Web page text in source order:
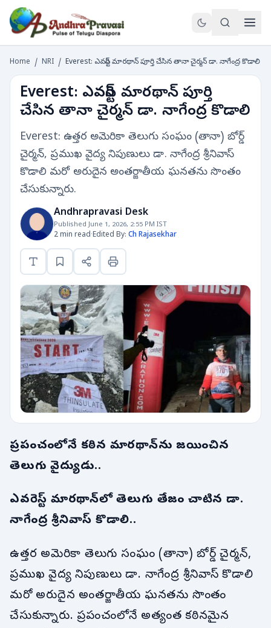
Home / NRI / Everest: ఎవరెస్ట్ మారథాన్ పూర్తి చేసిన తానా చైర్మన్ డా. నాగేంద్ర కొడాలి
Everest: ఎవరెస్ట్ మారథాన్ పూర్తి
చేసిన తానా చైర్మన్ డా. నాగేంద్ర కొడాలి
Everest: ఉత్తర అమెరికా తెలుగు సంఘం (తానా) బోర్డ్
చైర్మన్, ప్రముఖ వైద్య నిపుణులు డా. నాగేంద్ర శ్రీనివాస్
కొడాలి మరో అరుదైన అంతర్జాతీయ ఘనతను సొంతం
చేసుకున్నారు.
Andhrapravasi Desk
Published June 1, 2026, 2:55 PM IST
2 min read·Edited By: Ch Rajasekhar
ప్రపంచంలోనే కఠిన మారథాన్‌ను జయించిన
తెలుగు వైద్యుడు..
ఎవరెస్ట్ మారథాన్‌లో తెలుగు తేజం చాటిన డా.
నాగేంద్ర శ్రీనివాస్ కొడాలి..
ఉత్తర అమెరికా తెలుగు సంఘం (తానా) బోర్డ్ చైర్మన్,
ప్రముఖ వైద్య నిపుణులు డా. నాగేంద్ర శ్రీనివాస్ కొడాలి
మరో అరుదైన అంతర్జాతీయ ఘనతను సొంతం
చేసుకున్నారు. ప్రపంచంలోనే అత్యంత కఠినమైన